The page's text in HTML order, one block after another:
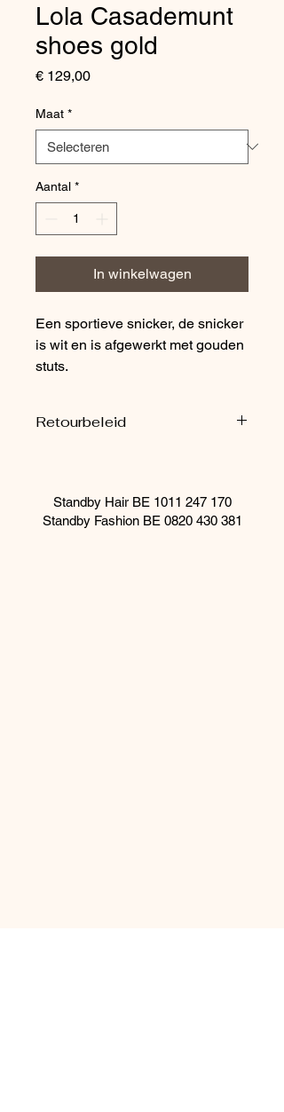
Lola Casademunt
shoes gold
€ 129,00Prijs
Maat *
Aantal *
In winkelwagen
Een sportieve snicker, de snicker
is wit en is afgewerkt met gouden
stuts.
Retourbeleid
Standby Hair BE 1011 247 170
Standby Fashion BE 0820 430 381